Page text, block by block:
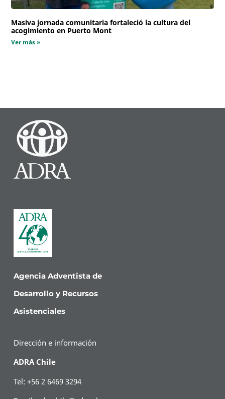
Masiva jornada comunitaria fortaleció la cultura del
acogimiento en Puerto Mont
Ver más »
Agencia Adventista de
Desarrollo y Recursos
Asistenciales
Dirección e información
ADRA Chile
Tel: +56 2 6469 3294